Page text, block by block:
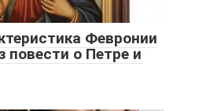
Февронии
повести о Петре и